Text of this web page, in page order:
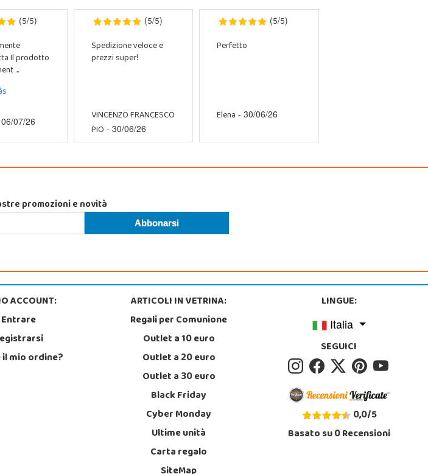
(5/5)
Il prodotto
...
07/26
(5/5)
Spedizione veloce e
prezzi super!
VINCENZO FRANCESCO
PIO - 30/06/26
(5/5)
Perfetto
Elena - 30/06/26
promozioni e novità
ACCOUNT:
Entrare
il mio ordine?
ARTICOLI IN VETRINA:
Regali per Comunione
Outlet a 10 euro
Outlet a 20 euro
Outlet a 30 euro
Black Friday
Cyber Monday
Ultime unità
Carta regalo
LINGUE:
Italia
SEGUICI
0,0/5
Basato su0Recensioni